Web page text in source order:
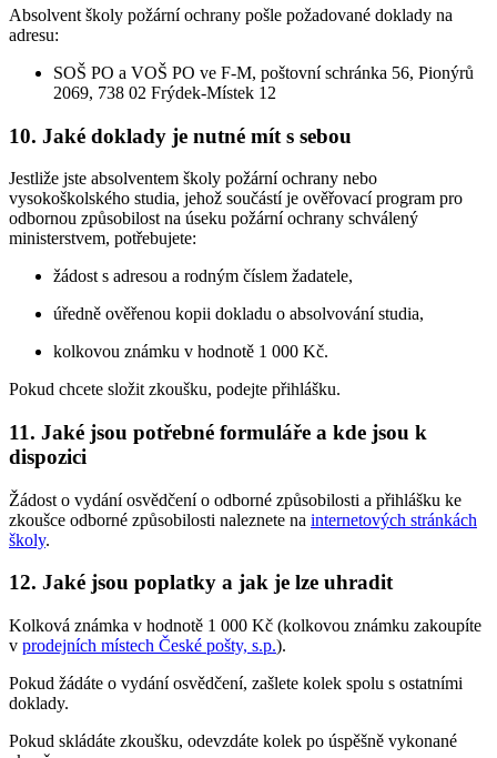
Absolvent školy požární ochrany pošle požadované doklady na
adresu:
SOŠ PO a VOŠ PO ve F-M, poštovní schránka 56, Pionýrů
2069, 738 02 Frýdek-Místek 12
10. Jaké doklady je nutné mít s sebou
Jestliže jste absolventem školy požární ochrany nebo
vysokoškolského studia, jehož součástí je ověřovací program pro
odbornou způsobilost na úseku požární ochrany schválený
ministerstvem, potřebujete:
žádost s adresou a rodným číslem žadatele,
úředně ověřenou kopii dokladu o absolvování studia,
kolkovou známku v hodnotě 1 000 Kč.
Pokud chcete složit zkoušku, podejte přihlášku.
11. Jaké jsou potřebné formuláře a kde jsou k
dispozici
Žádost o vydání osvědčení o odborné způsobilosti a přihlášku ke
zkoušce odborné způsobilosti naleznete na internetových stránkách
školy.
12. Jaké jsou poplatky a jak je lze uhradit
Kolková známka v hodnotě 1 000 Kč (kolkovou známku zakoupíte
v prodejních místech České pošty, s.p.).
Pokud žádáte o vydání osvědčení, zašlete kolek spolu s ostatními
doklady.
Pokud skládáte zkoušku, odevzdáte kolek po úspěšně vykonané